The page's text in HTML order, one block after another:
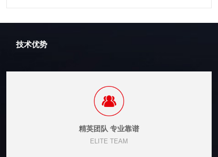
技术优势
精英团队 专业靠谱
ELITE TEAM